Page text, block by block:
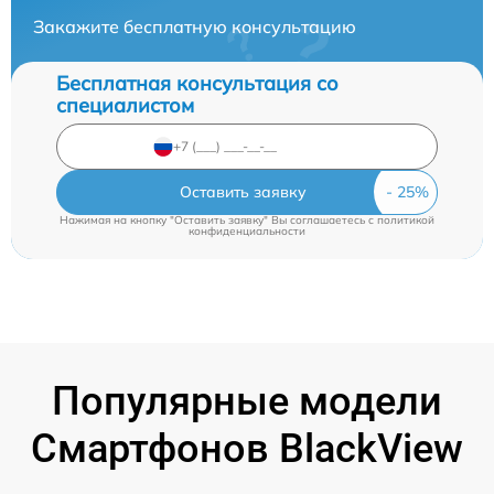
Закажите бесплатную консультацию
Бесплатная консультация со
специалистом
Оставить заявку
Нажимая на кнопку "Оставить заявку" Вы соглашаетесь cполитикой
конфиденциальности
Популярные модели
Смартфонов BlackView